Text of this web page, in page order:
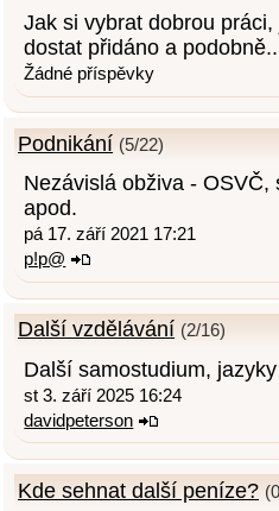
Jak si vybrat dobrou
dostat přidáno a
Žádné příspěvky
Podnikání (5/22)
Nezávislá obživa - OSVČ,
apod.
pá 17. září 2021 17:21
p!p@
Další vzdělávání (2/16)
Další samostudium,
st 3. září 2025 16:24
davidpeterson
Kde sehnat další peníze?